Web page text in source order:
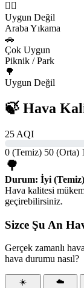
🏃‍♂️
Uygun Değil
Araba Yıkama
🚗
Çok Uygun
Piknik / Park
🌳
Uygun Değil
🍃 Hava
25 AQI
0 (Temiz) 50 (Orta)
🌳
Durum: İyi (Temiz)
Hava kalitesi
geçirebilirsiniz.
Sizce Şu An
Gerçek zamanlı
hava durumu nasıl?
☀️
☁️